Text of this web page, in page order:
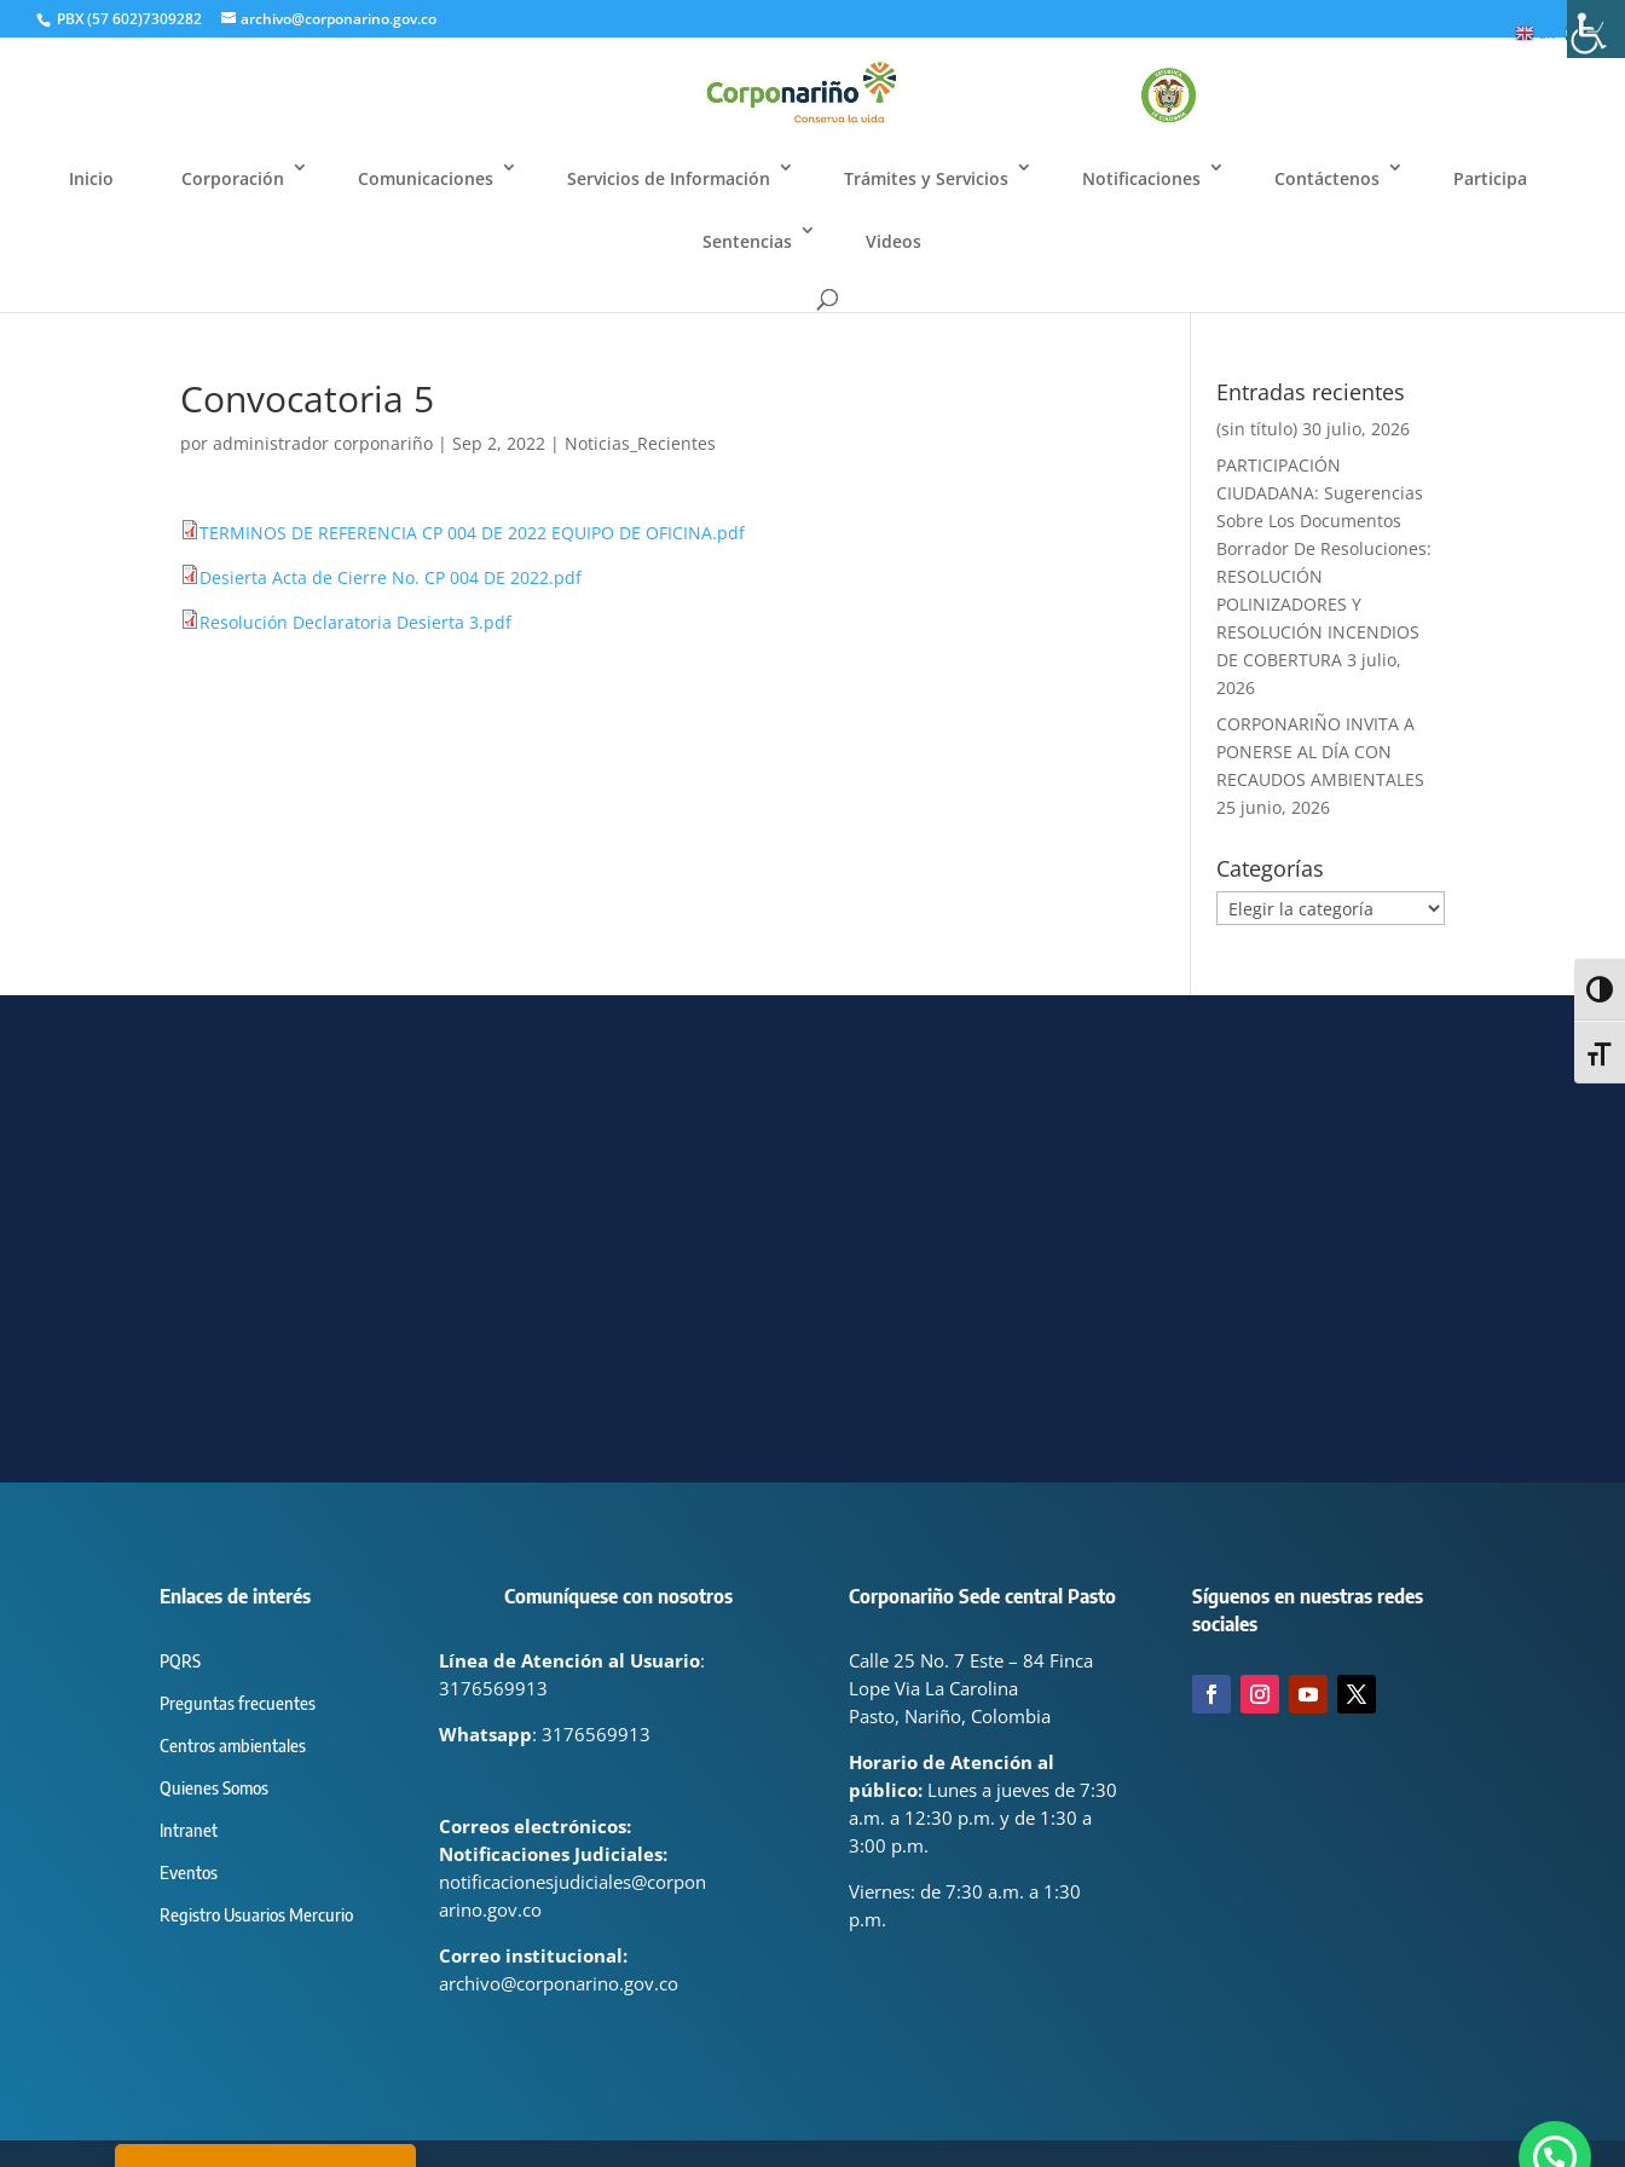
PBX (57 602)7309282 archivo@corponarino.gov.co
Inicio Corporación Comunicaciones Servicios de Información Trámites y Servicios Notificaciones Contáctenos Participa
Sentencias Videos
Convocatoria 5
poradministrador corponariño |Sep 2, 2022 | Noticias_Recientes
TERMINOS DE REFERENCIA CP 004 DE 2022 EQUIPO DE OFICINA.pdf
Desierta Acta de Cierre No. CP 004 DE 2022.pdf
Resolución Declaratoria Desierta 3.pdf
Entradas recientes
(sin título) 30 julio, 2026
PARTICIPACIÓN
CIUDADANA: Sugerencias
Sobre Los Documentos
Borrador De Resoluciones:
RESOLUCIÓN
POLINIZADORES Y
RESOLUCIÓN INCENDIOS
DE COBERTURA 3 julio,
2026
CORPONARIÑO INVITA A
PONERSE AL DÍA CON
RECAUDOS AMBIENTALES
25 junio, 2026
Categorías
Enlaces de interés
PQRS
Preguntas frecuentes
Centros ambientales
Quienes Somos
Intranet
Eventos
Registro Usuarios Mercurio
Comuníquese con nosotros
Línea de Atención al Usuario:
3176569913
Whatsapp: 3176569913
Correos electrónicos:
Notificaciones Judiciales:
notificacionesjudiciales@corpon
arino.gov.co
Correo institucional:
archivo@corponarino.gov.co
Corponariño Sede central Pasto
Calle 25 No. 7 Este – 84 Finca
Lope Via La Carolina
Pasto, Nariño, Colombia
Horario de Atención al
público:Lunes a jueves de 7:30
a.m. a 12:30 p.m. y de 1:30 a
3:00 p.m.
Viernes: de 7:30 a.m. a 1:30
p.m.
Síguenos en nuestras redes
sociales
ES